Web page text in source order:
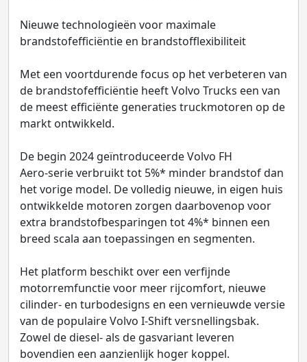
Nieuwe technologieën voor maximale
brandstofefficiëntie en brandstofflexibiliteit
Met een voortdurende focus op het verbeteren van
de brandstofefficiëntie heeft Volvo Trucks een van
de meest efficiënte generaties truckmotoren op de
markt ontwikkeld.
De begin 2024 geïntroduceerde Volvo FH
Aero‑serie verbruikt tot 5%* minder brandstof dan
het vorige model. De volledig nieuwe, in eigen huis
ontwikkelde motoren zorgen daarbovenop voor
extra brandstofbesparingen tot 4%* binnen een
breed scala aan toepassingen en segmenten.
Het platform beschikt over een verfijnde
motorremfunctie voor meer rijcomfort, nieuwe
cilinder- en turbodesigns en een vernieuwde versie
van de populaire Volvo I‑Shift versnellingsbak.
Zowel de diesel- als de gasvariant leveren
bovendien een aanzienlijk hoger koppel.